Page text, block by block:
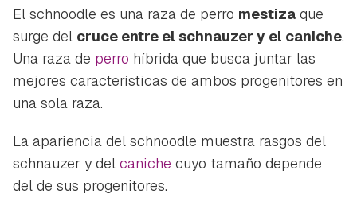
El schnoodle es una raza de perro mestiza que
surge del cruce entre el schnauzer y el caniche.
Una raza de perro híbrida que busca juntar las
mejores características de ambos progenitores en
una sola raza.
La apariencia del schnoodle muestra rasgos del
schnauzer y del caniche cuyo tamaño depende
del de sus progenitores.